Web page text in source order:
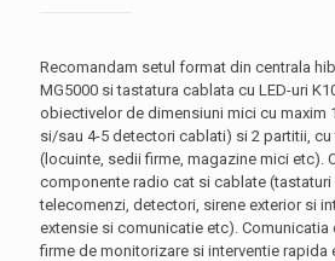
Recomandam setul format din centrala
MG5000 si tastatura cablata cu LED-uri
obiectivelor de dimensiuni mici cu maxim
si/sau 4-5 detectori cablati) si 2 partitii,
(locuinte, sedii firme, magazine mici etc).
componente radio cat si cablate (tastaturi
telecomenzi, detectori, sirene exterior si
extensie si comunicatie etc). Comunicatia
firme de monitorizare si interventie rapida